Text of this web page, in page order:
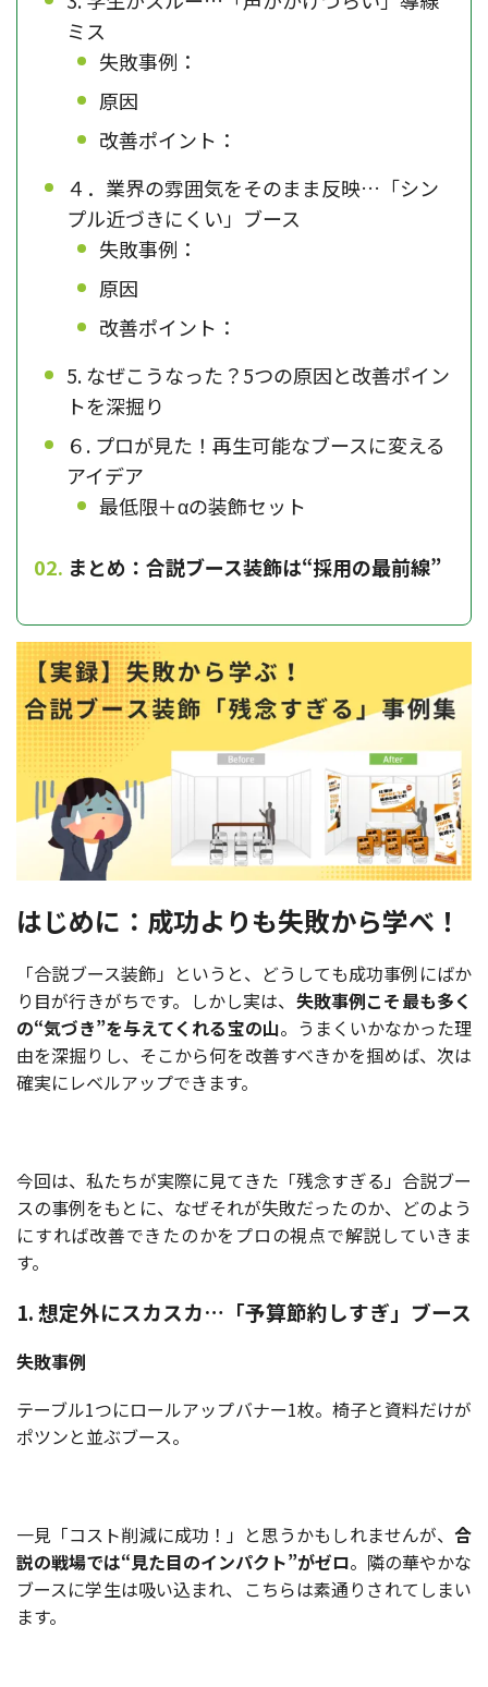
ミス
失敗事例：
原因
改善ポイント：
４．業界の雰囲気をそのまま反映…「シン
プル近づきにくい」ブース
失敗事例：
原因
改善ポイント：
5. なぜこうなった？5つの原因と改善ポイン
トを深掘り
６. プロが見た！再生可能なブースに変える
アイデア
最低限＋αの装飾セット
まとめ：合説ブース装飾は“採用の最前線”
はじめに：成功よりも失敗から学べ！
「合説ブース装飾」というと、どうしても成功事例にばか
り目が行きがちです。しかし実は、 失敗事例こそ最も多く
の“気づき”を与えてくれる宝の山。うまくいかなかった理
由を深掘りし、そこから何を改善すべきかを掴めば、次は
確実にレベルアップできます。
今回は、私たちが実際に見てきた「残念すぎる」合説ブー
スの事例をもとに、なぜそれが失敗だったのか、どのよう
にすれば改善できたのかをプロの視点で解説していきま
す。
1. 想定外にスカスカ…「予算節約しすぎ」ブース
失敗事例
テーブル1つにロールアップバナー1枚。椅子と資料だけが
ポツンと並ぶブース。
一見「コスト削減に成功！」と思うかもしれませんが、 合
説の戦場では“見た目のインパクト”がゼロ。隣の華やかな
ブースに学生は吸い込まれ、こちらは素通りされてしまい
ます。